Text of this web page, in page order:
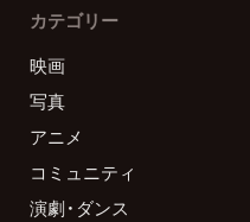
カテゴリー
映画
写真
アニメ
コミュニティ
演劇・ダンス